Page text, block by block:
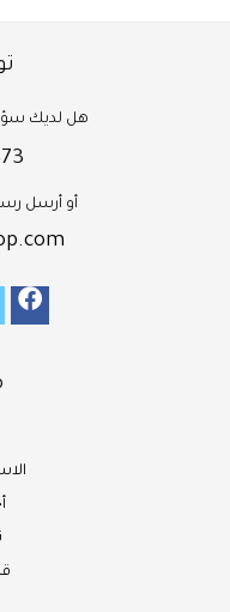
هل لديك
أو أرسل